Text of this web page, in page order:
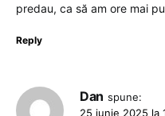
predau, ca să am ore mai
Reply
Dan spune:
25 iunie 2025 la